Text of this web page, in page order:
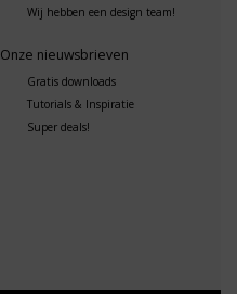
Wij hebben een design team!
Onze nieuwsbrieven
Gratis downloads
Tutorials & Inspiratie
Super deals!